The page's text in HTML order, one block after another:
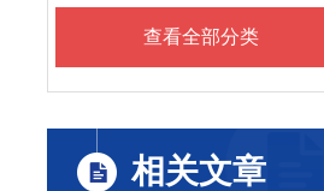
查看全部分类
相关文章